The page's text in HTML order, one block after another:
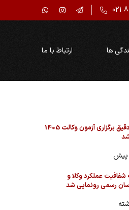
021
ها ارتباط با ما
تاریخ دقیق برگزاری آزمون وکالت 1405
شفافیت عملکرد وکلا و
رسمی رونمایی شد